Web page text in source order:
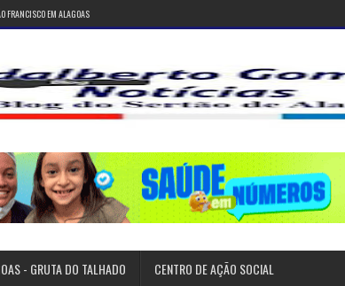
FRANCISCO EM ALAGOAS
- GRUTA DO TALHADO CENTRO DE AÇÃO SOCIAL